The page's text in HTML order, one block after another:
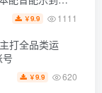
战（中英字
￥9.9 1111
打全品类运
￥9.9 620